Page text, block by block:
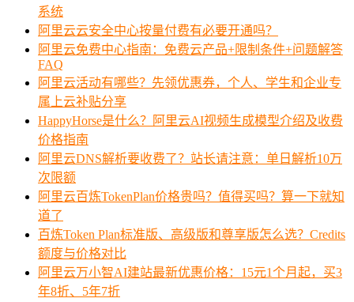
系统
阿里云云安全中心按量付费有必要开通吗？
阿里云免费中心指南：免费云产品+限制条件+问题解答
FAQ
阿里云活动有哪些？先领优惠券，个人、学生和企业专
属上云补贴分享
HappyHorse是什么？阿里云AI视频生成模型介绍及收费
价格指南
阿里云DNS解析要收费了？站长请注意：单日解析10万
次限额
阿里云百炼TokenPlan价格贵吗？值得买吗？算一下就知
道了
百炼Token Plan标准版、高级版和尊享版怎么选？Credits
额度与价格对比
阿里云万小智AI建站最新优惠价格：15元1个月起，买3
年8折、5年7折